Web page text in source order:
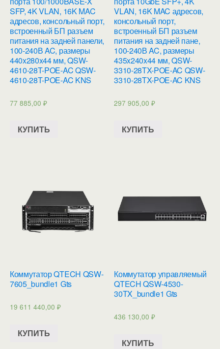
SFP, 4K VLAN, 16K MAC
адресов, консольный порт,
встроенный БП разъем
питания на задней панели,
100-240В AC, размеры
440x280x44 мм, QSW-
4610-28T-POE-AC QSW-
4610-28T-POE-AC KNS
77 885,00 ₽
КУПИТЬ
VLAN, 16K MAC адресов,
консольный порт,
встроенный БП разъем
питания на задней пане,
100-240В AC, размеры
435x240x44 мм, QSW-
3310-28TX-POE-AC QSW-
3310-28TX-POE-AC KNS
297 905,00₽
КУПИТЬ
Коммутатор QTECH QSW-
7605_bundle1 Gts
19 611 440,00 ₽
КУПИТЬ
Коммутатор управляемый
QTECH QSW-4530-
30TX_bundle1 Gts
436 130,00₽
КУПИТЬ